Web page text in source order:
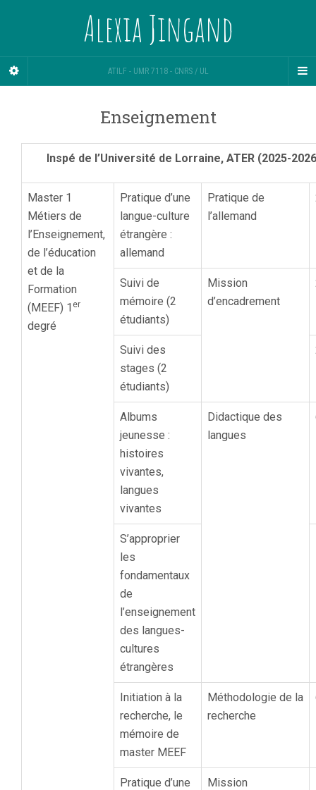
Alexia Jingand
ATILF - UMR 7118 - CNRS / UL
Enseignement
Inspé de l’Université de Lorraine, ATER (2025-
Master 1
Métiers de
l’Enseignement,
de l’éducation
et de la
Formation
(MEEF) 1 er
degré
Pratique d’une
langue-culture
étrangère :
allemand
Pratique de
l’allemand
Suivi de
mémoire (2
étudiants)
Mission
d’encadrement
Suivi des
stages (2
étudiants)
Albums
jeunesse :
histoires
vivantes,
langues
vivantes
Didactique des
langues
S’approprier
les
fondamentaux
de
l’enseignement
des langues-
cultures
étrangères
Initiation à la
recherche, le
mémoire de
master MEEF
Méthodologie de la
recherche
Pratique d’une
Mission